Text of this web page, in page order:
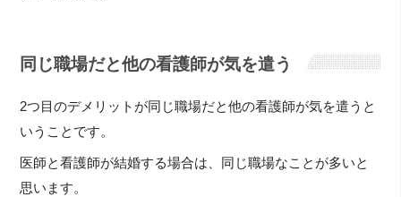
同じ職場だと他の看護師が気を遣う
2つ目のデメリットが同じ職場だと他の看護師が気を遣うと
いうことです。
医師と看護師が結婚する場合は、同じ職場なことが多いと
思います。